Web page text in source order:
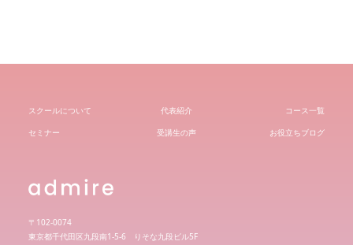
スクールについて 代表紹介
コース一覧
セミナー
受講生の声 お役立ちブログ
〒102-0074
東京都千代田区九段南1-5-6 りそな九段ビル5F